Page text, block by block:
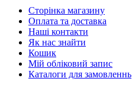
Сторінка магазину
Оплата та доставка
Наші контакти
Як нас знайти
Кошик
Мій обліковий запис
Каталоги для замовленнь